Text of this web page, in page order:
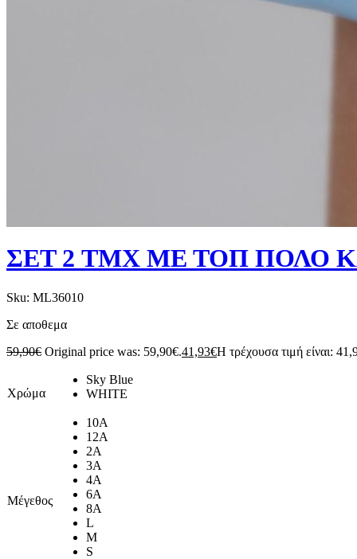
ΣΕΤ 2 TMX ΜΕ ΤΟΠ ΠΟΛΟ
Sku: ML36010
Σε αποθεμα
59,90€ Original price was: 59,90€.41,93€Η τρέχουσα τιμή είναι:
Χρώμα
Sky Blue
WHITE
Μέγεθος
10A
12A
2A
3A
4A
6A
8A
L
M
S